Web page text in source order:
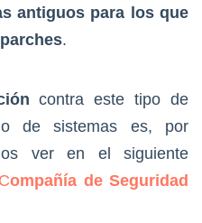
antiguos para los que
.
contra este tipo de
de sistemas es, por
ver en el siguiente
Compañía de Seguridad